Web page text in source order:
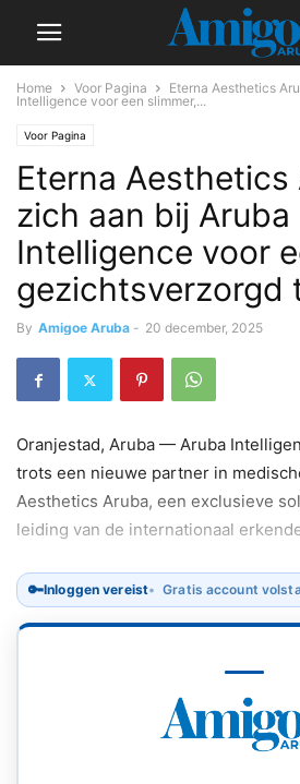
Home Voor Pagina
Eterna Aesthetics
Intelligence voor een slimmer,...
Voor Pagina
Eterna Aesthetics
zich aan bij Aruba
Intelligence voor
gezichtsverzorgd
By Amigoe Aruba - 20 december, 2025
Oranjestad, Aruba — Aruba
trots een nieuwe partner in
Aesthetics Aruba, een exclusieve
leiding van de internationaal
🔑Inloggen vereist Gratis account